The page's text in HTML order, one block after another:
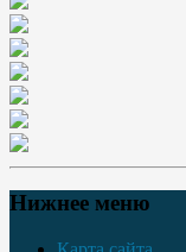
Нижнее меню